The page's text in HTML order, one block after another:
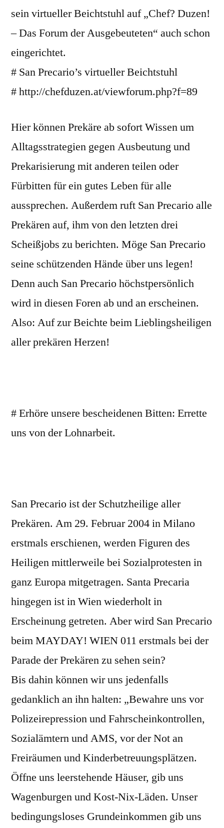
sein virtueller Beichtstuhl auf „Chef? Duzen!
– Das Forum der Ausgebeuteten“ auch schon
eingerichtet.
# San Precario’s virtueller Beichtstuhl
# http://chefduzen.at/viewforum.php?f=89
Hier können Prekäre ab sofort Wissen um
Alltagsstrategien gegen Ausbeutung und
Prekarisierung mit anderen teilen oder
Fürbitten für ein gutes Leben für alle
aussprechen. Außerdem ruft San Precario alle
Prekären auf, ihm von den letzten drei
Scheißjobs zu berichten. Möge San Precario
seine schützenden Hände über uns legen!
Denn auch San Precario höchstpersönlich
wird in diesen Foren ab und an erscheinen.
Also: Auf zur Beichte beim Lieblingsheiligen
aller prekären Herzen!
# Erhöre unsere bescheidenen Bitten: Errette
uns von der Lohnarbeit.
San Precario ist der Schutzheilige aller
Prekären. Am 29. Februar 2004 in Milano
erstmals erschienen, werden Figuren des
Heiligen mittlerweile bei Sozialprotesten in
ganz Europa mitgetragen. Santa Precaria
hingegen ist in Wien wiederholt in
Erscheinung getreten. Aber wird San Precario
beim MAYDAY! WIEN 011 erstmals bei der
Parade der Prekären zu sehen sein?
Bis dahin können wir uns jedenfalls
gedanklich an ihn halten: „Bewahre uns vor
Polizeirepression und Fahrscheinkontrollen,
Sozialämtern und AMS, vor der Not an
Freiräumen und Kinderbetreuungsplätzen.
Öffne uns leerstehende Häuser, gib uns
Wagenburgen und Kost-Nix-Läden. Unser
bedingungsloses Grundeinkommen gib uns